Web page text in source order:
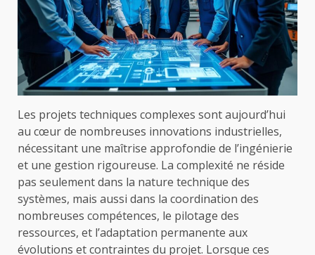
Les projets techniques complexes sont aujourd’hui
au cœur de nombreuses innovations industrielles,
nécessitant une maîtrise approfondie de l’ingénierie
et une gestion rigoureuse. La complexité ne réside
pas seulement dans la nature technique des
systèmes, mais aussi dans la coordination des
nombreuses compétences, le pilotage des
ressources, et l’adaptation permanente aux
évolutions et contraintes du projet. Lorsque ces